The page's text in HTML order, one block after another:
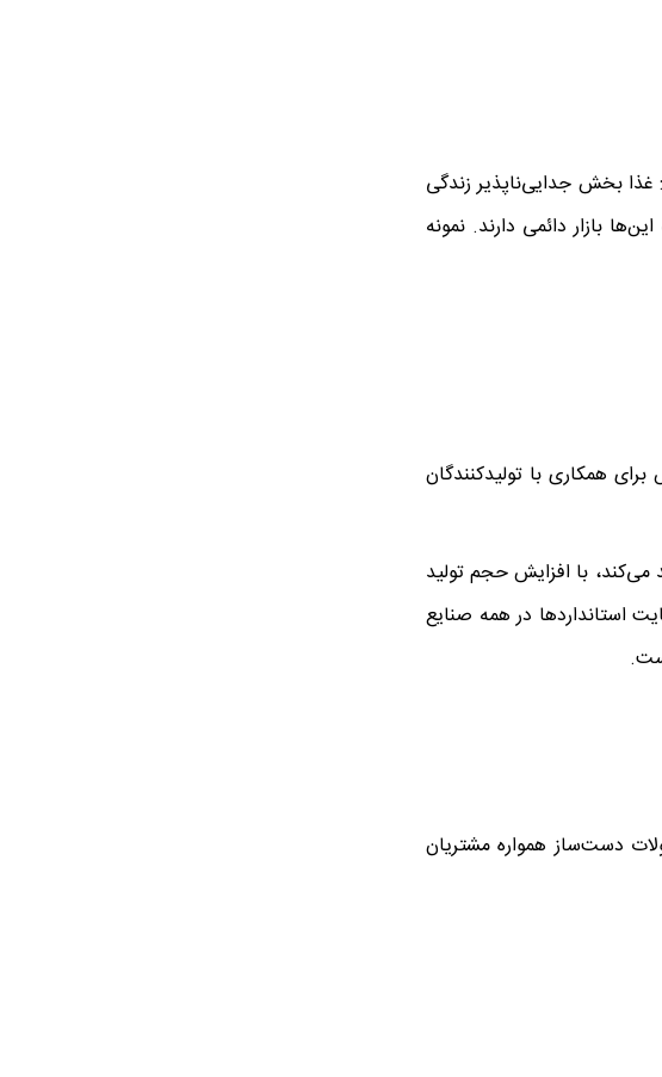
بخش جدایی‌ناپذیر زندگی
بازار دائمی دارند. نمونه
همکاری با تولیدکنندگان
می‌کند، با افزایش حجم تولید
استانداردها در همه صنایع
دست‌ساز همواره مشتریان